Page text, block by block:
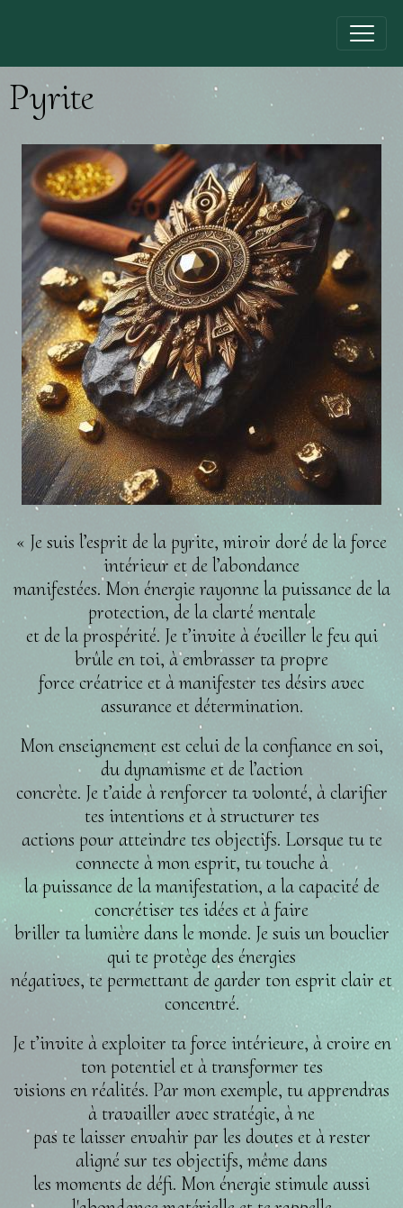
Pyrite
« Je suis l’esprit de la pyrite, miroir doré de la force
intérieur et de l’abondance
manifestées. Mon énergie rayonne la puissance de la
protection, de la clarté mentale
et de la prospérité. Je t’invite à éveiller le feu qui
brûle en toi, à embrasser ta propre
force créatrice et à manifester tes désirs avec
assurance et détermination.
Mon enseignement est celui de la confiance en soi,
du dynamisme et de l’action
concrète. Je t’aide à renforcer ta volonté, à clarifier
tes intentions et à structurer tes
actions pour atteindre tes objectifs. Lorsque tu te
connecte à mon esprit, tu touche à
la puissance de la manifestation, a la capacité de
concrétiser tes idées et à faire
briller ta lumière dans le monde. Je suis un bouclier
qui te protège des énergies
négatives, te permettant de garder ton esprit clair et
concentré.
Je t’invite à exploiter ta force intérieure, à croire en
ton potentiel et à transformer tes
visions en réalités. Par mon exemple, tu apprendras
à travailler avec stratégie, à ne
pas te laisser envahir par les doutes et à rester
aligné sur tes objectifs, même dans
les moments de défi. Mon énergie stimule aussi